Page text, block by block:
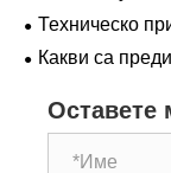
толкова важни?
Техническо
домашни печати
Какви са
Оставете